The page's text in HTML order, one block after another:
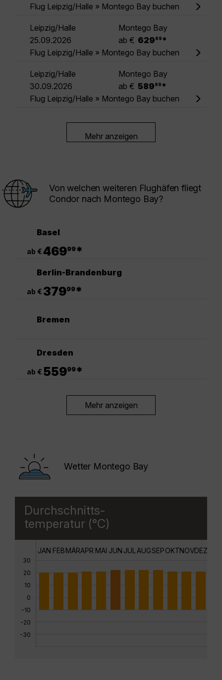
Flug Leipzig/Halle » Montego Bay buchen
Leipzig/Halle
Montego Bay
25.09.2026
ab € 629 99 *
Flug Leipzig/Halle » Montego Bay buchen
Leipzig/Halle
Montego Bay
30.09.2026
ab € 589 99 *
Flug Leipzig/Halle » Montego Bay buchen
Mehr anzeigen
Von welchen weiteren Flughäfen fliegt
Condor nach Montego Bay?
Basel
ab €46999*
Berlin-Brandenburg
ab € 37999*
Bremen
Dresden
ab € 55999*
Mehr anzeigen
Wetter Montego Bay
Durchschnitts-
temperatur (°C)
30
20
10
0
-10
-20
-30
JAN FEBMÄRAPR MAI JUN JUL AUGSEPOKTNOVDEZ